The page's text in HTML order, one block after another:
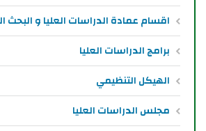
اقسام عمادة الدراسات العليا و البحث
برامج الدراسات العليا
الهيكل التنظيمي
مجلس الدراسات العليا